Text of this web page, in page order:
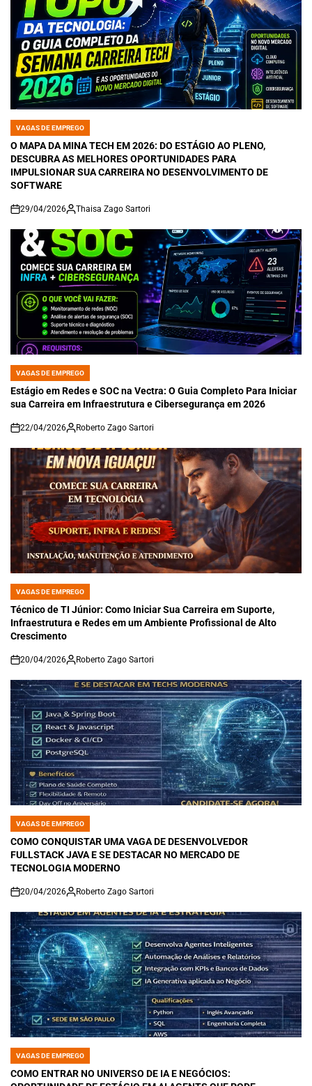
POSTED
IN
VAGAS DE EMPREGO
O MAPA DA MINA TECH EM 2026: DO ESTÁGIO AO PLENO,
DESCUBRA AS MELHORES OPORTUNIDADES PARA
IMPULSIONAR SUA CARREIRA NO DESENVOLVIMENTO DE
SOFTWARE
on
29/04/2026 Thaisa Zago Sartori
POSTED
IN
VAGAS DE EMPREGO
Estágio em Redes e SOC na Vectra: O Guia Completo Para Iniciar
sua Carreira em Infraestrutura e Cibersegurança em 2026
on
22/04/2026 Roberto Zago Sartori
POSTED
IN
VAGAS DE EMPREGO
Técnico de TI Júnior: Como Iniciar Sua Carreira em Suporte,
Infraestrutura e Redes em um Ambiente Profissional de Alto
Crescimento
on
20/04/2026 Roberto Zago Sartori
POSTED
IN
VAGAS DE EMPREGO
COMO CONQUISTAR UMA VAGA DE DESENVOLVEDOR
FULLSTACK JAVA E SE DESTACAR NO MERCADO DE
TECNOLOGIA MODERNO
on
20/04/2026 Roberto Zago Sartori
POSTED
IN
VAGAS DE EMPREGO
COMO ENTRAR NO UNIVERSO DE IA E NEGÓCIOS: